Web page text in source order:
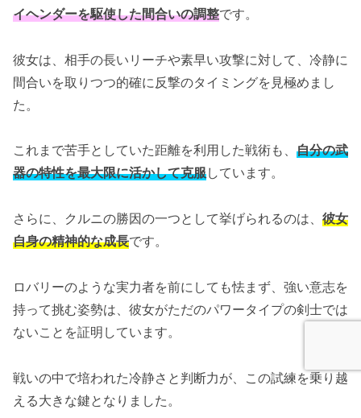
イヘンダーを駆使した間合いの調整です。
彼女は、相手の長いリーチや素早い攻撃に対して、冷静に
間合いを取りつつ的確に反撃のタイミングを見極めまし
た。
これまで苦手としていた距離を利用した戦術も、 自分の武
器の特性を最大限に活かして克服しています。
さらに、クルニの勝因の一つとして挙げられるのは、 彼女
自身の精神的な成長です。
ロバリーのような実力者を前にしても怯まず、強い意志を
持って挑む姿勢は、彼女がただのパワータイプの剣士では
ないことを証明しています。
戦いの中で培われた冷静さと判断力が、この試練を乗り越
える大きな鍵となりました。